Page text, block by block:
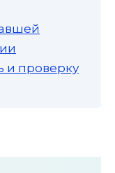
и проверку